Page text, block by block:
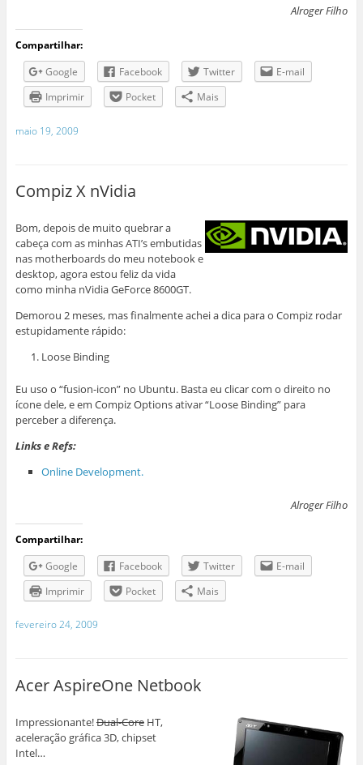
Alroger Filho
Compartilhar:
Google
Facebook Twitter
E-mail
Imprimir
Pocket Mais
maio 19, 2009
Compiz X nVidia
Bom, depois de muito quebrar a
cabeça com as minhas ATI’s embutidas
nas motherboards do meu notebook e
desktop, agora estou feliz da vida
como minha nVidia GeForce 8600GT.
Demorou 2 meses, mas finalmente achei a dica para o Compiz rodar
estupidamente rápido:
Loose Binding
Eu uso o “fusion-icon” no Ubuntu. Basta eu clicar com o direito no
ícone dele, e em Compiz Options ativar “Loose Binding” para
perceber a diferença.
Links e Refs:
Online Development.
Alroger Filho
Compartilhar:
Google
Facebook Twitter
E-mail
Imprimir
Pocket Mais
fevereiro 24, 2009
Acer AspireOne Netbook
Impressionante!Dual-CoreHT,
aceleração gráfica 3D, chipset
Intel…